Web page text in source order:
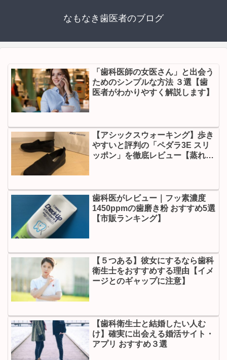
なもなき歯医者のブログ
「歯科医師の女医さん」と出会う
ためのシンプルな方法 ３選【歯
医者がわかりやすく解説します】
【アシックスウォーキング】歩き
やすいと評判の「ペダラ3E スリ
ッポン」を徹底レビュー【蒸れな
歯科医がレビュー｜フッ素濃度
1450ppmの歯磨き粉 おすすめ5選
【市販ランキング】
【５つある】彼女にするなら歯科
衛生士をおすすめする理由【イメ
ージとのギャップに注意】
【歯科衛生士と結婚したい人む
け】確実に出会える婚活サイト・
アプリ おすすめ３選